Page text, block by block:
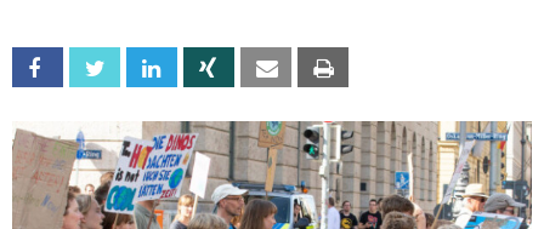
Facebook Twitter Linkedin Xing Email